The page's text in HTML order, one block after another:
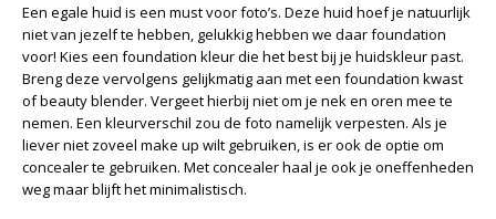
Een egale huid is een must voor foto’s. Deze huid hoef je natuurlijk
niet van jezelf te hebben, gelukkig hebben we daar foundation
voor! Kies een foundation kleur die het best bij je huidskleur past.
Breng deze vervolgens gelijkmatig aan met een foundation kwast
of beauty blender. Vergeet hierbij niet om je nek en oren mee te
nemen. Een kleurverschil zou de foto namelijk verpesten. Als je
liever niet zoveel make up wilt gebruiken, is er ook de optie om
concealer te gebruiken. Met concealer haal je ook je oneffenheden
weg maar blijft het minimalistisch.